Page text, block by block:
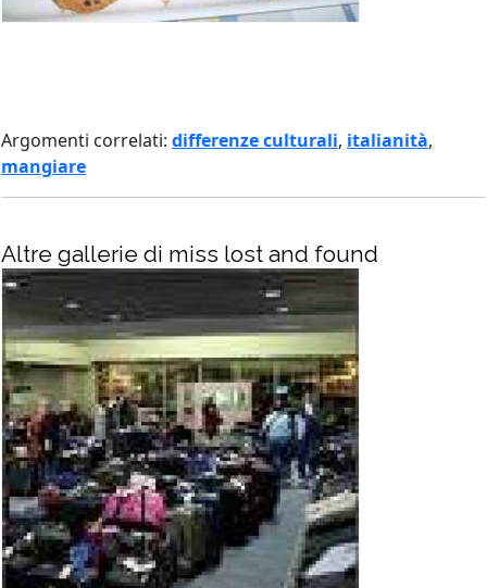
Argomenti correlati: differenze culturali, italianità,
mangiare
Altre gallerie di miss lost and found